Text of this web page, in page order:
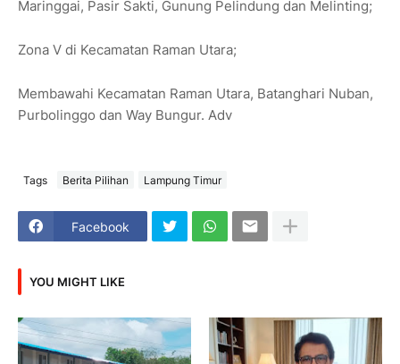
Maringgai, Pasir Sakti, Gunung Pelindung dan Melinting;
Zona V di Kecamatan Raman Utara;
Membawahi Kecamatan Raman Utara, Batanghari Nuban,
Purbolinggo dan Way Bungur. Adv
Tags Berita Pilihan Lampung Timur
Facebook
YOU MIGHT LIKE